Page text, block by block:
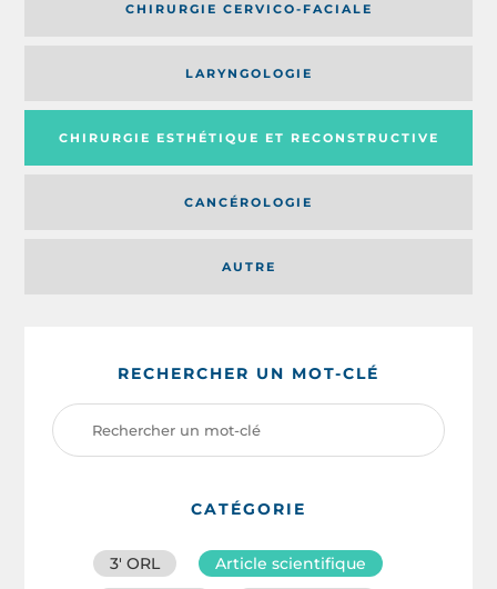
CHIRURGIE CERVICO-FACIALE
AUTRE
LARYNGOLOGIE
CHIRURGIE ESTHÉTIQUE ET RECONSTRUCTIVE
CANCÉROLOGIE
RECHERCHER UN MOT-CLÉ
CATÉGORIE
3′ ORL
Article scientifique